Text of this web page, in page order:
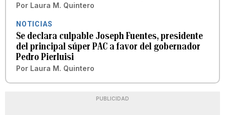
Por Laura M. Quintero
NOTICIAS
Se declara culpable Joseph Fuentes, presidente
del principal súper PAC a favor del gobernador
Pedro Pierluisi
Por Laura M. Quintero
PUBLICIDAD